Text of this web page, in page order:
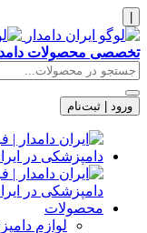
تخصصی محصولات
ورود | ثبت‌نام
محصولات
لوازم